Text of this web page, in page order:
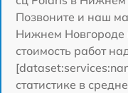
Позвоните и наш
Нижнем Новгороде
стоимость работ
статистике в